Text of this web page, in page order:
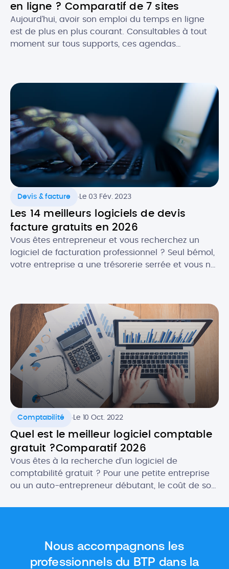
en ligne ? Comparatif de 7 sites
Aujourd’hui, avoir son emploi du temps en ligne
est de plus en plus courant. Consultables à tout
moment sur tous supports, ces agendas
professionnel. Alors, quels sont les atouts de
l’agenda numérique ? Quels logiciels utiliser pour
faire […]
Devis & facture .Le 03 Fév. 2023
Les 14 meilleurs logiciels de devis
facture gratuits en 2026
Vous êtes entrepreneur et vous recherchez un
logiciel de facturation professionnel ? Seul bémol,
votre entreprise a une trésorerie serrée et vous ne
gratuit ET efficace ! Selon vos besoins, il […]
Comptabilité .Le 10 Oct. 2022
Quel est le meilleur logiciel comptable
gratuit ?Comparatif 2026
Vous êtes à la recherche d’un logiciel de
comptabilité gratuit ? Pour une petite entreprise
ou un auto-entrepreneur débutant, le coût de son
Dans cet article, nous vous donnons […]
Nous accompagnons les
professionnels du BTP dans la